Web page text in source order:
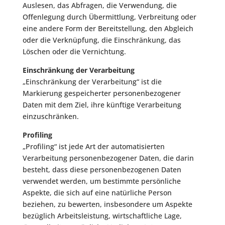
Auslesen, das Abfragen, die Verwendung, die
Offenlegung durch Übermittlung, Verbreitung oder
eine andere Form der Bereitstellung, den Abgleich
oder die Verknüpfung, die Einschränkung, das
Löschen oder die Vernichtung.
Einschränkung der Verarbeitung
„Einschränkung der Verarbeitung“ ist die
Markierung gespeicherter personenbezogener
Daten mit dem Ziel, ihre künftige Verarbeitung
einzuschränken.
Profiling
„Profiling“ ist jede Art der automatisierten
Verarbeitung personenbezogener Daten, die darin
besteht, dass diese personenbezogenen Daten
verwendet werden, um bestimmte persönliche
Aspekte, die sich auf eine natürliche Person
beziehen, zu bewerten, insbesondere um Aspekte
bezüglich Arbeitsleistung, wirtschaftliche Lage,